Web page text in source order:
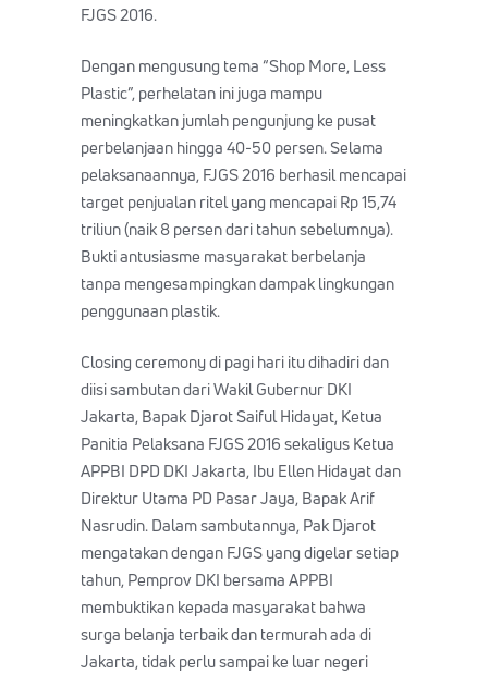
FJGS 2016.
Dengan mengusung tema “Shop More, Less
Plastic”, perhelatan ini juga mampu
meningkatkan jumlah pengunjung ke pusat
perbelanjaan hingga 40-50 persen. Selama
pelaksanaannya, FJGS 2016 berhasil mencapai
target penjualan ritel yang mencapai Rp 15,74
triliun (naik 8 persen dari tahun sebelumnya).
Bukti antusiasme masyarakat berbelanja
tanpa mengesampingkan dampak lingkungan
penggunaan plastik.
Closing ceremony di pagi hari itu dihadiri dan
diisi sambutan dari Wakil Gubernur DKI
Jakarta, Bapak Djarot Saiful Hidayat, Ketua
Panitia Pelaksana FJGS 2016 sekaligus Ketua
APPBI DPD DKI Jakarta, Ibu Ellen Hidayat dan
Direktur Utama PD Pasar Jaya, Bapak Arif
Nasrudin. Dalam sambutannya, Pak Djarot
mengatakan dengan FJGS yang digelar setiap
tahun, Pemprov DKI bersama APPBI
membuktikan kepada masyarakat bahwa
surga belanja terbaik dan termurah ada di
Jakarta, tidak perlu sampai ke luar negeri